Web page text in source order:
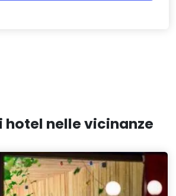
hotel nelle vicinanze